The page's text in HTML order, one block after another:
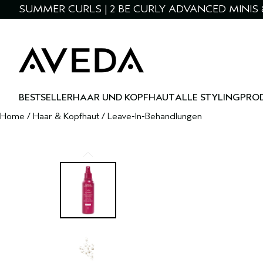
SUMMER CURLS | 2 BE CURLY ADVANCED
BESTSELLERHAAR UND KOPFHAUTALLE
Home / Haar & Kopfhaut / Leave-In-Behandlungen